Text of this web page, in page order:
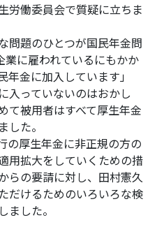
労働委員会で質疑に立ちま
問題のひとつが国民年金問
に雇われているにもかか
金に加入しています」
入っていないのはおかし
て被用者はすべて厚生年金
した。
の厚生年金に非正規の方の
用拡大をしていくための措
らの要請に対し、田村憲久
だけるためのいろいろな検
した。